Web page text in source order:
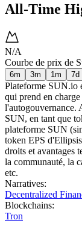
All-Time
N/A
Courbe de prix de
6m 3m 1m 7d
Plateforme SUN.io
qui prend en
l'autogouvernance.
SUN, en tant que
plateforme SUN
token EPS
droits et avantages
la communauté, la
etc.
Narratives:
Decentralized
Blockchains:
Tron